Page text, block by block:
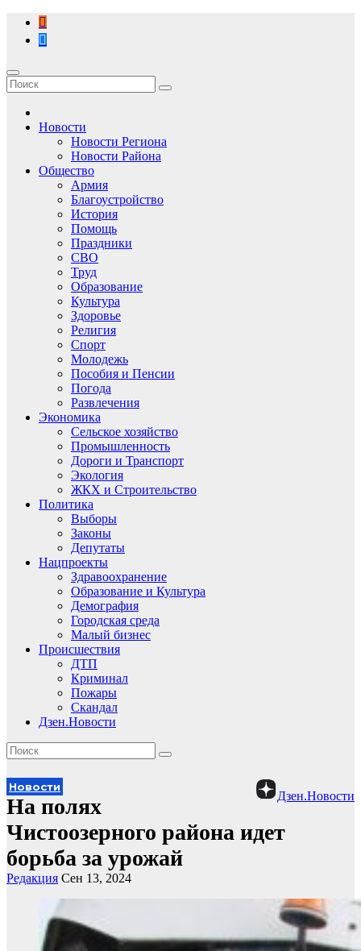
Перейти
содержимому
Новости
Новости Региона
Новости Района
Общество
Армия
Благоустройство
История
Помощь
Праздники
СВО
Труд
Образование
Культура
Здоровье
Религия
Спорт
Молодежь
Пособия и Пенсии
Погода
Развлечения
Экономика
Сельское хозяйство
Промышленность
Дороги и Транспорт
Экология
ЖКХ и Строительство
Политика
Выборы
Законы
Депутаты
Нацпроекты
Здравоохранение
Образование и Культура
Демография
Городская среда
Малый бизнес
Происшествия
ДТП
Криминал
Пожары
Скандал
Дзен.Новости
Дзен.Новости
Новости
На полях
Чистоозерного района идет
борьба за урожай
Редакция Сен 13, 2024